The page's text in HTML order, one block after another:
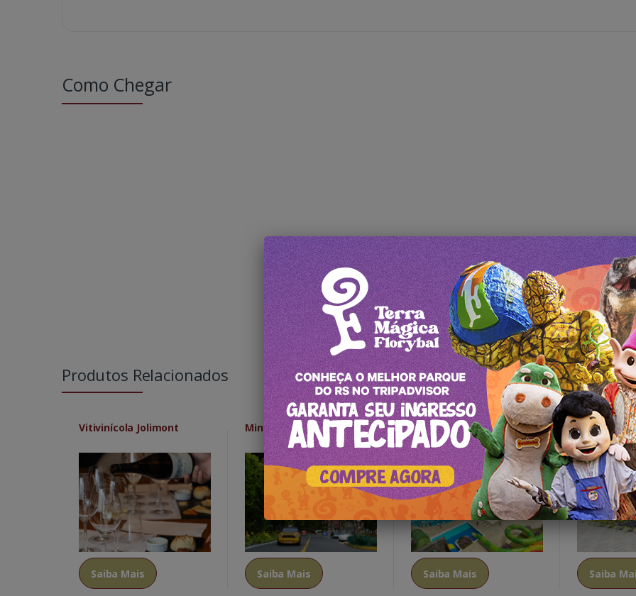
Como Chegar
Produtos Relacionados
Vitivinícola Jolimont
Saiba Mais
Mini Mundo
Saiba Mais
Acquamotion Parque
Aquático Com Transporte
e Almoço Incluso
Saiba Mais
A Mina
Saiba